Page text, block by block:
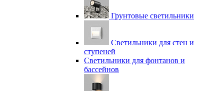
Грунтовые светильники
Светильники для стен и
ступеней
Светильники для фонтанов и
бассейнов